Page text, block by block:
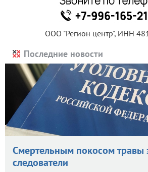
ООО "Регион центр", ИНН
Последние новости
Смертельным покосом травы
следователи